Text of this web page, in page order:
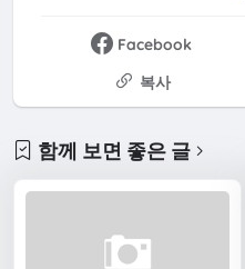
Facebook
복사
함께 보면 좋은 글